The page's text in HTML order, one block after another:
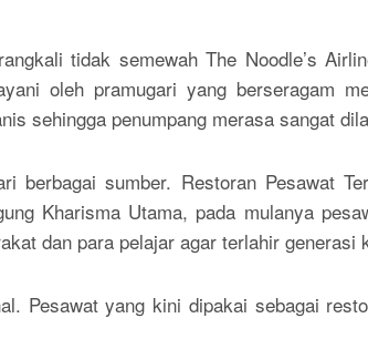
tidak semewah The Noodle’s
oleh pramugari yang berseragam
sehingga penumpang merasa sangat
berbagai sumber. Restoran Pesawat
Kharisma Utama, pada mulanya
dan para pelajar agar terlahir generasi
Pesawat yang kini dipakai sebagai